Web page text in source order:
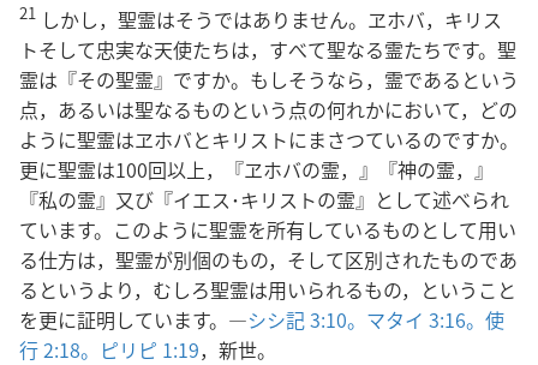
21 しかし，聖霊はそうではありません。ヱホバ，キリス
トそして忠実な天使たちは，すべて聖なる霊たちです。聖
霊は『その聖霊』ですか。もしそうなら，霊であるという
点，あるいは聖なるものという点の何れかにおいて，どの
ように聖霊はヱホバとキリストにまさつているのですか。
更に聖霊は100回以上，『ヱホバの霊，』『神の霊，』
『私の霊』又び『イエス･キリストの霊』として述べられ
ています。このように聖霊を所有しているものとして用い
る仕方は，聖霊が別個のもの，そして区別されたものであ
るというより，むしろ聖霊は用いられるもの，ということ
を更に証明しています。―シシ記 3:10。 マタイ 3:16。 使
行 2:18。 ピリピ 1:19，新世。